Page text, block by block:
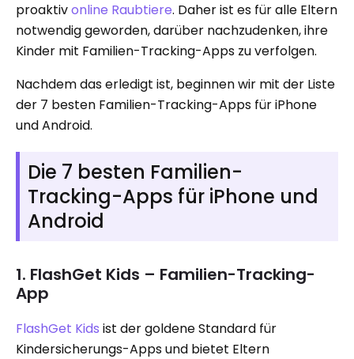
proaktivonline Raubtiere. Daher ist es für alle Eltern
notwendig geworden, darüber nachzudenken, ihre
Kinder mit Familien-Tracking-Apps zu verfolgen.
Nachdem das erledigt ist, beginnen wir mit der Liste
der 7 besten Familien-Tracking-Apps für iPhone
und Android.
Die 7 besten Familien-
Tracking-Apps für iPhone und
Android
1. FlashGet Kids – Familien-Tracking-
App
FlashGet Kids ist der goldene Standard für
Kindersicherungs-Apps und bietet Eltern